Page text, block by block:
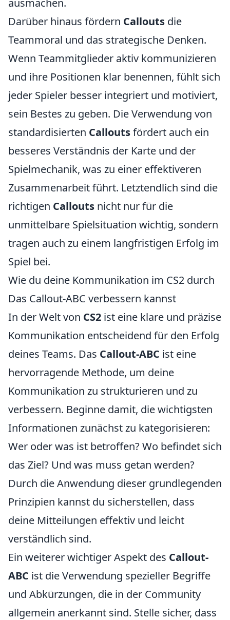
ausmachen.
Darüber hinaus fördern Callouts die
Teammoral und das strategische Denken.
Wenn Teammitglieder aktiv kommunizieren
und ihre Positionen klar benennen, fühlt sich
jeder Spieler besser integriert und motiviert,
sein Bestes zu geben. Die Verwendung von
standardisierten Calloutsfördert auch ein
besseres Verständnis der Karte und der
Spielmechanik, was zu einer effektiveren
Zusammenarbeit führt. Letztendlich sind die
richtigen Callouts nicht nur für die
unmittelbare Spielsituation wichtig, sondern
tragen auch zu einem langfristigen Erfolg im
Spiel bei.
Wie du deine Kommunikation im CS2 durch
Das Callout-ABC verbessern kannst
In der Welt von CS2 ist eine klare und präzise
Kommunikation entscheidend für den Erfolg
deines Teams. Das Callout-ABC ist eine
hervorragende Methode, um deine
Kommunikation zu strukturieren und zu
verbessern. Beginne damit, die wichtigsten
Informationen zunächst zu kategorisieren:
Wer oder was ist betroffen? Wo befindet sich
das Ziel? Und was muss getan werden?
Durch die Anwendung dieser grundlegenden
Prinzipien kannst du sicherstellen, dass
deine Mitteilungen effektiv und leicht
verständlich sind.
Ein weiterer wichtiger Aspekt des Callout-
ABC ist die Verwendung spezieller Begriffe
und Abkürzungen, die in der Community
allgemein anerkannt sind. Stelle sicher, dass